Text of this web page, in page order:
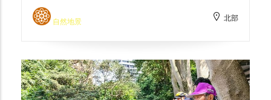
行中永和邊界，最終經由瓦磘抽水站排入新店
溪。此外，由於河流匯流處通常為地勢低窪之
無孔隙的水泥鋪平河岸的兩側及底部，會使生
物失去棲地空間。所幸在2022年此地運用子
母溝工法進行河道改善，提升河段水流速度與
自然地景 北部